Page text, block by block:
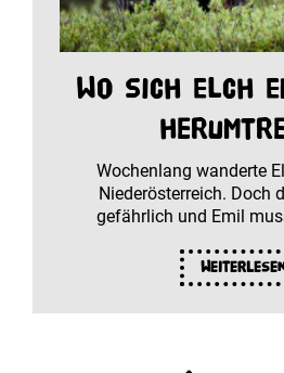
Wo sich Elch
Wochenlang wanderte
Niederösterreich. Doch
gefährlich und Emil